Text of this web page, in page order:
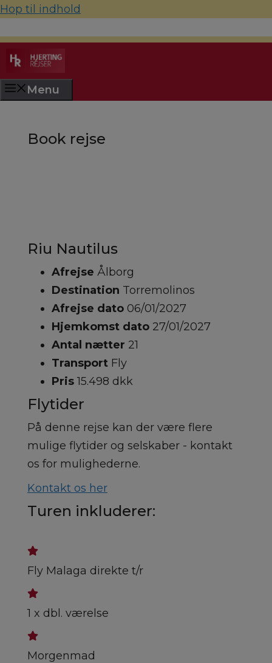
Hop til indhold
Menu
Book rejse
Riu Nautilus
Afrejse Ålborg
Destination Torremolinos
Afrejse dato 06/01/2027
Hjemkomst dato 27/01/2027
Antal nætter 21
Transport Fly
Pris 15.498 dkk
Flytider
På denne rejse kan der være flere
mulige flytider og selskaber - kontakt
os for mulighederne.
Kontakt os her
Turen inkluderer:
Fly Malaga direkte t/r
1 x dbl. værelse
Morgenmad